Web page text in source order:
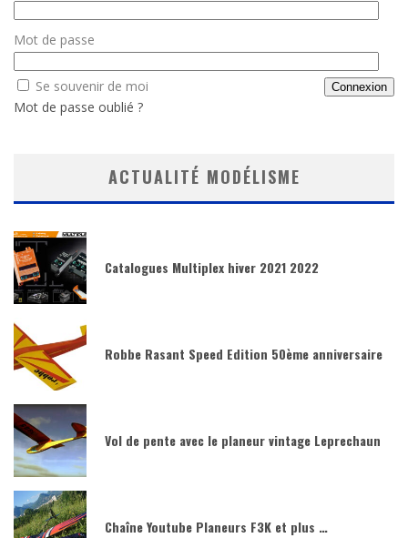
Mot de passe
Se souvenir de moi
Mot de passe oublié ?
ACTUALITÉ MODÉLISME
Catalogues Multiplex hiver 2021 2022
Robbe Rasant Speed Edition 50ème anniversaire
Vol de pente avec le planeur vintage Leprechaun
Chaîne Youtube Planeurs F3K et plus …